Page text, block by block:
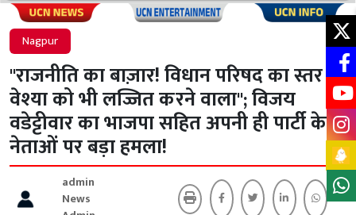
Click to visit UCN News Click to
Nagpur
"राजनीति का बाज़ार! विधान परिषद का स्तर
वेश्या को भी लज्जित करने वाला"; विजय
वडेट्टीवार का भाजपा सहित अपनी ही पार्टी के
नेताओं पर बड़ा हमला!
admin
News